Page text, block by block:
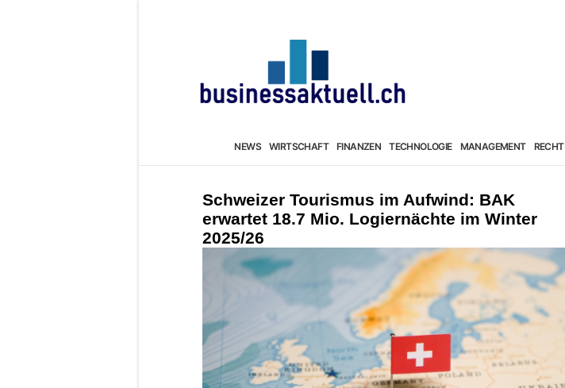
NEWS WIRTSCHAFT FINANZEN TECHNOLOGIE MANAGEMENT RECHT
Schweizer Tourismus im Aufwind: BAK
erwartet 18.7 Mio. Logiernächte im Winter
2025/26